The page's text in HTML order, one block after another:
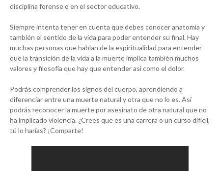
disciplina forense o en el sector educativo.
Siempre intenta tener en cuenta que debes conocer anatomía y
también el sentido de la vida para poder entender su final. Hay
muchas personas que hablan de la espiritualidad para entender
que la transición de la vida a la muerte implica también muchos
valores y filosofía que hay que entender así como el dolor.
Podrás comprender los signos del cuerpo, aprendiendo a
diferenciar entre una muerte natural y otra que no lo es. Así
podrás reconocer la muerte por asesinato de otra natural que no
ha implicado violencia. ¿Crees que es una carrera o un curso difícil,
tú lo harías? ¡Comparte!